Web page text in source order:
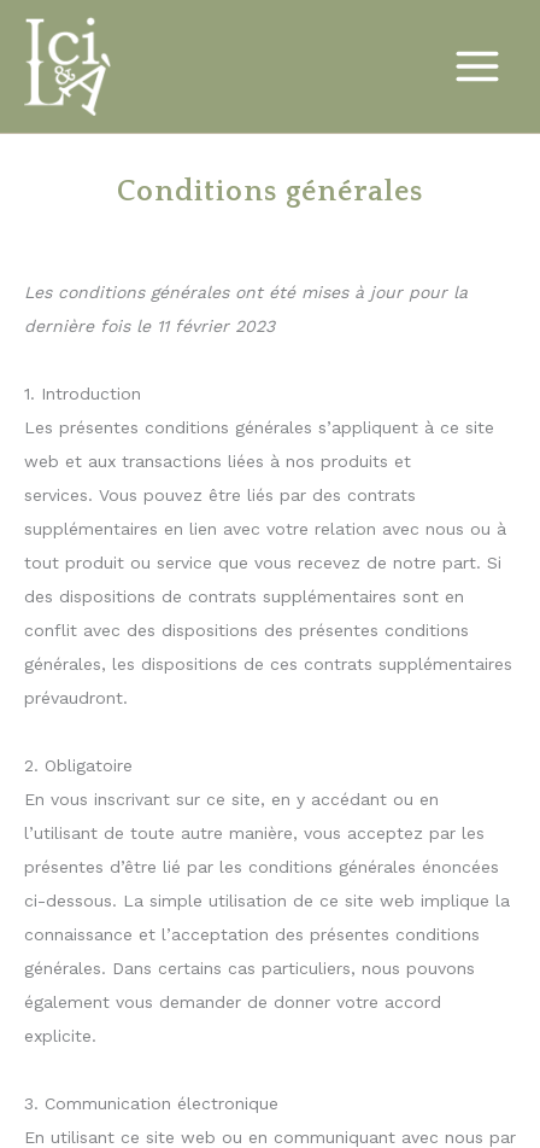
Aller
contenu
Conditions générales
Les conditions générales ont été mises à jour pour la
dernière fois le 11 février 2023
1. Introduction
Les présentes conditions générales s’appliquent à ce site
web et aux transactions liées à nos produits et
services. Vous pouvez être liés par des contrats
supplémentaires en lien avec votre relation avec nous ou à
tout produit ou service que vous recevez de notre part. Si
des dispositions de contrats supplémentaires sont en
conflit avec des dispositions des présentes conditions
générales, les dispositions de ces contrats supplémentaires
prévaudront.
2. Obligatoire
En vous inscrivant sur ce site, en y accédant ou en
l’utilisant de toute autre manière, vous acceptez par les
présentes d’être lié par les conditions générales énoncées
ci-dessous. La simple utilisation de ce site web implique la
connaissance et l’acceptation des présentes conditions
générales. Dans certains cas particuliers, nous pouvons
également vous demander de donner votre accord
explicite.
3. Communication électronique
En utilisant ce site web ou en communiquant avec nous par